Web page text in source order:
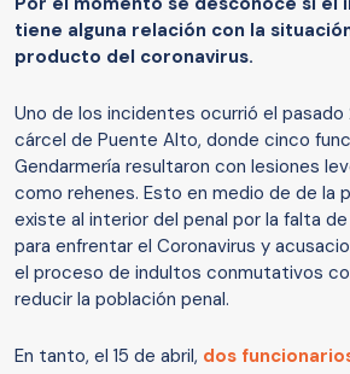
tiene alguna relación con la
producto del coronavirus.
Uno de los incidentes ocurrió el pasado
cárcel de Puente Alto, donde cinco
Gendarmería resultaron con lesiones
como rehenes. Esto en medio de de la
existe al interior del penal por la falta
para enfrentar el Coronavirus y
el proceso de indultos conmutativos
reducir la población penal.
En tanto, el 15 de abril, dos